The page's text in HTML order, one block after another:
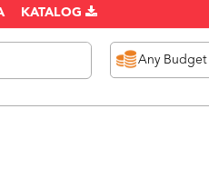
KATALOG